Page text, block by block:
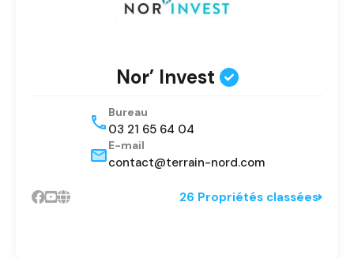
Nor’ Invest
Bureau
03 21 65 64 04
E-mail
contact@terrain-nord.com
26 Propriétés classées